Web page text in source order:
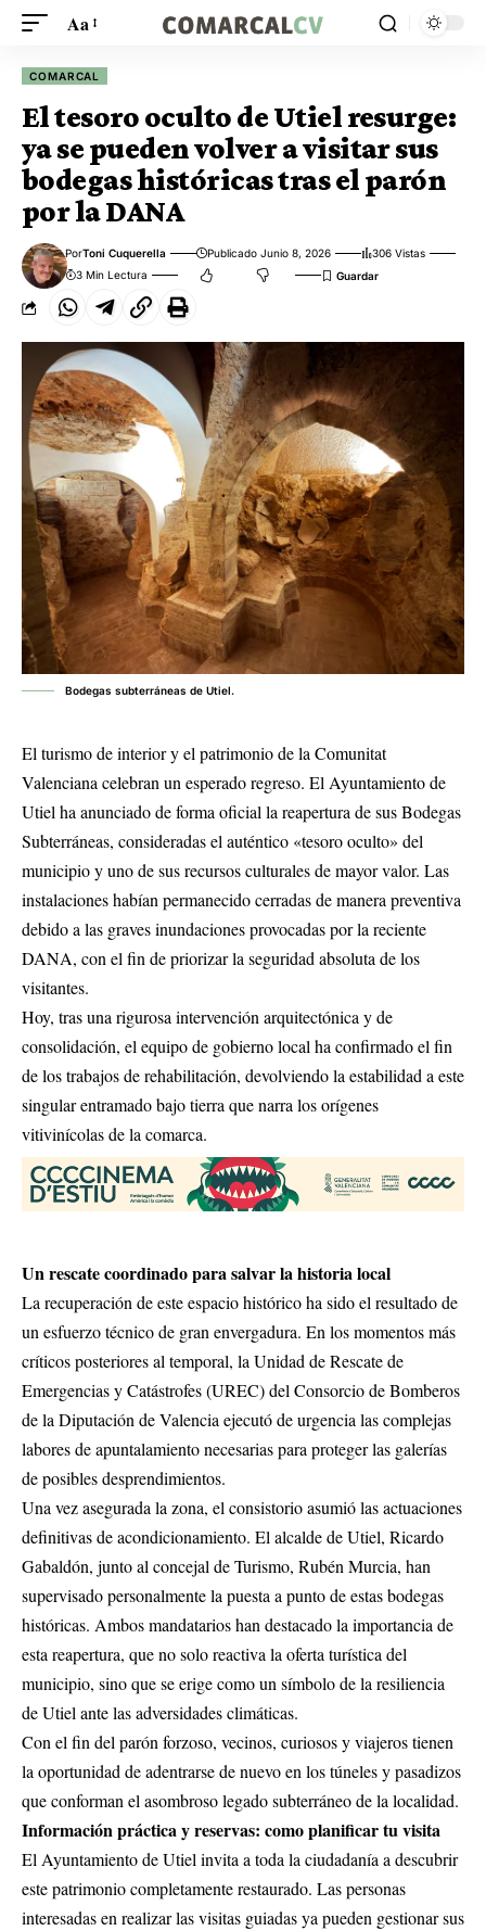
Aa
COMARCAL
El tesoro oculto de Utiel resurge:
ya se pueden volver a visitar sus
bodegas históricas tras el parón
por la DANA
PorToni Cuquerella Publicado Junio 8, 2026
306 Vistas
3 Min Lectura
Bodegas subterráneas de Utiel.
El turismo de interior y el patrimonio de la Comunitat
Valenciana celebran un esperado regreso. El Ayuntamiento de
Utiel ha anunciado de forma oficial la reapertura de sus Bodegas
Subterráneas, consideradas el auténtico «tesoro oculto» del
municipio y uno de sus recursos culturales de mayor valor. Las
instalaciones habían permanecido cerradas de manera preventiva
debido a las graves inundaciones provocadas por la reciente
DANA, con el fin de priorizar la seguridad absoluta de los
visitantes.
Hoy, tras una rigurosa intervención arquitectónica y de
consolidación, el equipo de gobierno local ha confirmado el fin
de los trabajos de rehabilitación, devolviendo la estabilidad a este
singular entramado bajo tierra que narra los orígenes
vitivinícolas de la comarca.
Un rescate coordinado para salvar la historia local
La recuperación de este espacio histórico ha sido el resultado de
un esfuerzo técnico de gran envergadura. En los momentos más
críticos posteriores al temporal, la Unidad de Rescate de
Emergencias y Catástrofes (UREC) del Consorcio de Bomberos
de la Diputación de Valencia ejecutó de urgencia las complejas
labores de apuntalamiento necesarias para proteger las galerías
de posibles desprendimientos.
Una vez asegurada la zona, el consistorio asumió las actuaciones
definitivas de acondicionamiento. El alcalde de Utiel, Ricardo
Gabaldón, junto al concejal de Turismo, Rubén Murcia, han
supervisado personalmente la puesta a punto de estas bodegas
históricas. Ambos mandatarios han destacado la importancia de
esta reapertura, que no solo reactiva la oferta turística del
municipio, sino que se erige como un símbolo de la resiliencia
de Utiel ante las adversidades climáticas.
Con el fin del parón forzoso, vecinos, curiosos y viajeros tienen
la oportunidad de adentrarse de nuevo en los túneles y pasadizos
que conforman el asombroso legado subterráneo de la localidad.
Información práctica y reservas: como planificar tu visita
El Ayuntamiento de Utiel invita a toda la ciudadanía a descubrir
este patrimonio completamente restaurado. Las personas
interesadas en realizar las visitas guiadas ya pueden gestionar sus